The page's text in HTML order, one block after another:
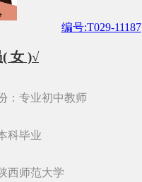
编号:T029-11187
女 )√
：专业初中教师
科毕业
西师范大学